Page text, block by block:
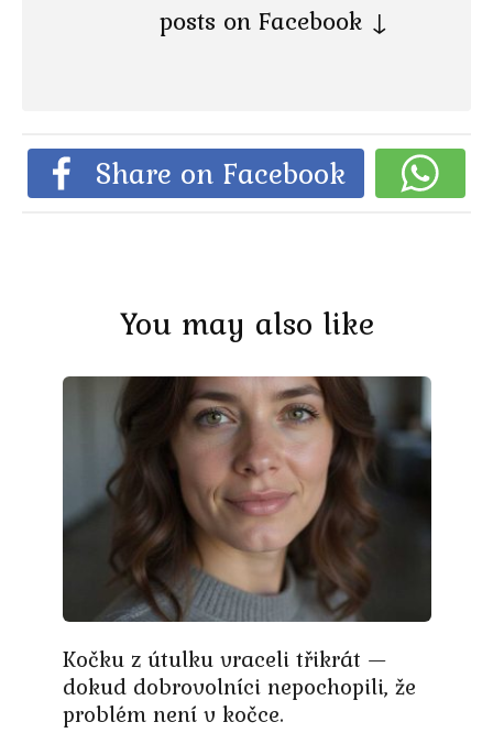
posts on Facebook ↓
Share on Facebook
You may also like
Kočku z útulku vraceli třikrát —
dokud dobrovolníci nepochopili, že
problém není v kočce.